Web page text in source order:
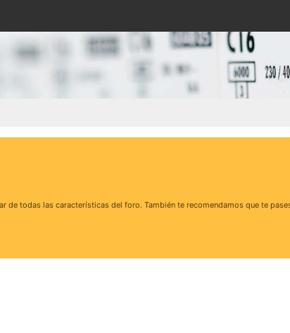
de todas las características del foro. También te recomendamos que te